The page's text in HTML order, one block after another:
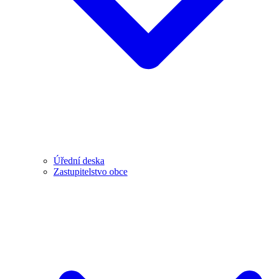
Úřední deska
Zastupitelstvo obce